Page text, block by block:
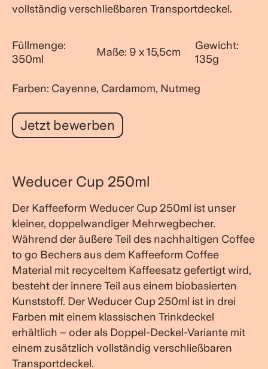
vollständig verschließbaren Transportdeckel.
Füllmenge:
350ml
Maße: 9 x 15,5cm
Gewicht:
135g
Farben: Cayenne, Cardamom, Nutmeg
Jetzt bewerben
Weducer Cup 250ml
Der Kaffeeform Weducer Cup 250ml ist unser
kleiner, doppelwandiger Mehrwegbecher.
Während der äußere Teil des nachhaltigen Coffee
to go Bechers aus dem Kaffeeform Coffee
Material mit recyceltem Kaffeesatz gefertigt wird,
besteht der innere Teil aus einem biobasierten
Kunststoff. Der Weducer Cup 250ml ist in drei
Farben mit einem klassischen Trinkdeckel
erhältlich – oder als Doppel-Deckel-Variante mit
einem zusätzlich vollständig verschließbaren
Transportdeckel.